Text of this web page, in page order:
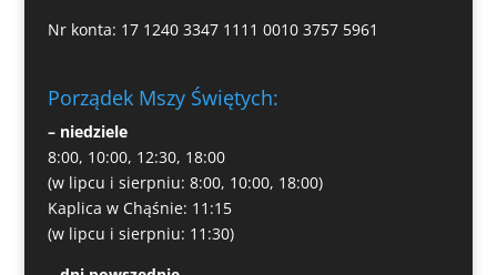
Nr konta: 17 1240 3347 1111 0010 3757 5961
Porządek Mszy Świętych:
– niedziele
8:00, 10:00, 12:30, 18:00
(w lipcu i sierpniu: 8:00, 10:00, 18:00)
Kaplica w Chąśnie: 11:15
(w lipcu i sierpniu: 11:30)